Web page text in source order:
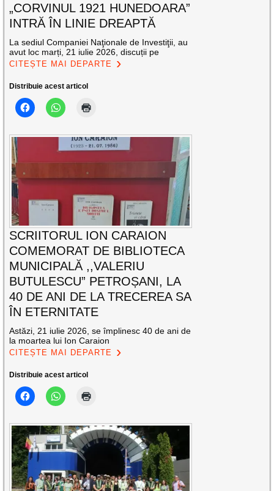
„CORVINUL 1921 HUNEDOARA”
INTRĂ ÎN LINIE DREAPTĂ
La sediul Companiei Naţionale de Investiţii, au
avut loc marți, 21 iulie 2026, discuții pe
CITEȘTE MAI DEPARTE
Distribuie acest articol
SCRIITORUL ION CARAION
COMEMORAT DE BIBLIOTECA
MUNICIPALĂ ,,VALERIU
BUTULESCU” PETROȘANI, LA
40 DE ANI DE LA TRECEREA SA
ÎN ETERNITATE
Astăzi, 21 iulie 2026, se împlinesc 40 de ani de
la moartea lui Ion Caraion
CITEȘTE MAI DEPARTE
Distribuie acest articol